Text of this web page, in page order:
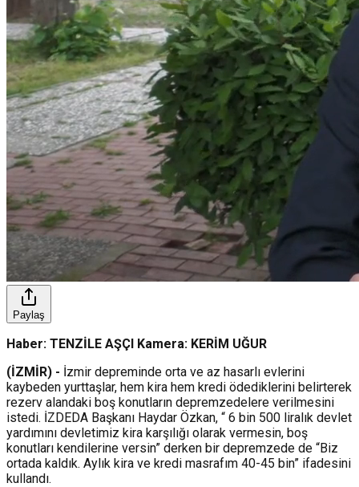
Paylaş
Haber: TENZİLE AŞÇI Kamera: KERİM UĞUR
(İZMİR) - İzmir depreminde orta ve az hasarlı evlerini
kaybeden yurttaşlar, hem kira hem kredi ödediklerini belirterek
rezerv alandaki boş konutların depremzedelere verilmesini
istedi. İZDEDA Başkanı Haydar Özkan, “ 6 bin 500 liralık devlet
yardımını devletimiz kira karşılığı olarak vermesin, boş
konutları kendilerine versin” derken bir depremzede de “Biz
ortada kaldık. Aylık kira ve kredi masrafım 40-45 bin” ifadesini
kullandı.